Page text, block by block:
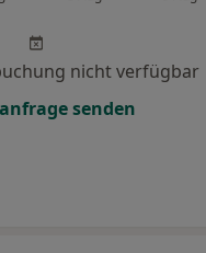
nicht verfügbar
senden